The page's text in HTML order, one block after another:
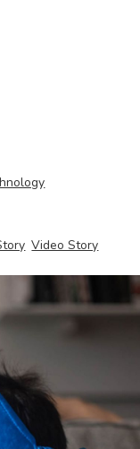
Video Story